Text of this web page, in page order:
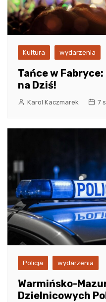
Kultura wydarzenia
Tańce w
na Dziś!
Karol Kaczmarek 7
Policja wydarzenia
Warmińsko-
Dzielnicowych